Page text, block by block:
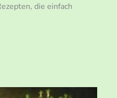
die einfach